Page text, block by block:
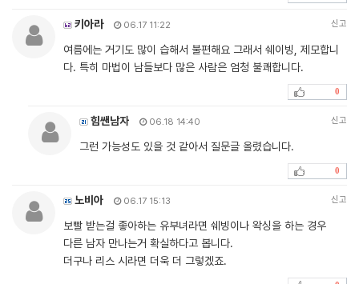
키아라 06.17 11:22 신고
여름에는 거기도 많이 습해서 불편해요 그래서 쉐이빙, 제모합니
다. 특히 마법이 남들보다 많은 사람은 엄청 불쾌합니다.
0
힘쌘남자 06.18 14:40 신고
그런 가능성도 있을 것 같아서 질문글 올렸습니다.
0
노비아 06.17 15:13 신고
보빨 받는걸 좋아하는 유부녀라면 쉐빙이나 왁싱을 하는 경우
다른 남자 만나는거 확실하다고 봅니다.
더구나 리스 시라면 더욱 더 그렇겠죠.